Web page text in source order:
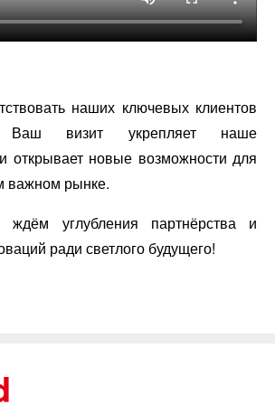
наших ключевых клиентов
визит укрепляет наше
открывает новые возможности для
важном рынке.
углубления партнёрства и
ради светлого будущего!